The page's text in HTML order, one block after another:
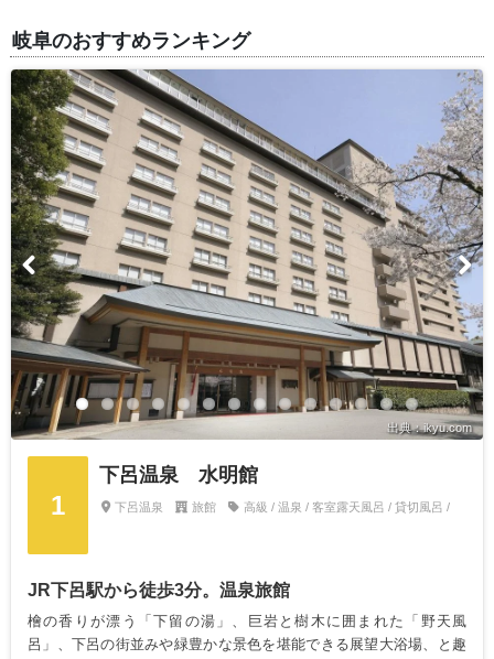
岐阜のおすすめランキング
出典：ikyu.com
1
下呂温泉 水明館
下呂温泉 旅館 高級 / 温泉 / 客室露天風呂 / 貸切風呂 /
JR下呂駅から徒歩3分。温泉旅館
檜の香りが漂う「下留の湯」、巨岩と樹木に囲まれた「野天風
呂」、下呂の街並みや緑豊かな景色を堪能できる展望大浴場、と趣